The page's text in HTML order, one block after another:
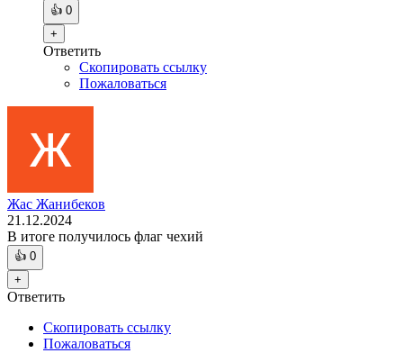
👍 0
+
Ответить
Скопировать ссылку
Пожаловаться
Жас Жанибеков
21.12.2024
В итоге получилось флаг чехий
👍 0
+
Ответить
Скопировать ссылку
Пожаловаться